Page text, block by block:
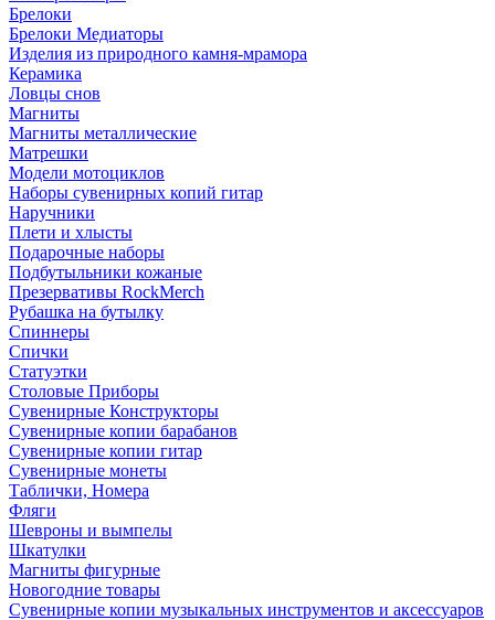
Брелоки
Брелоки Медиаторы
Изделия из природного камня-мрамора
Керамика
Ловцы снов
Магниты
Магниты металлические
Матрешки
Модели мотоциклов
Наборы сувенирных копий гитар
Наручники
Плети и хлысты
Подарочные наборы
Подбутыльники кожаные
Презервативы RockMerch
Рубашка на бутылку
Спиннеры
Спички
Статуэтки
Столовые Приборы
Сувенирные Конструкторы
Сувенирные копии барабанов
Сувенирные копии гитар
Сувенирные монеты
Таблички, Номера
Фляги
Шевроны и вымпелы
Шкатулки
Магниты фигурные
Новогодние товары
Сувенирные копии музыкальных инструментов и аксессуаров